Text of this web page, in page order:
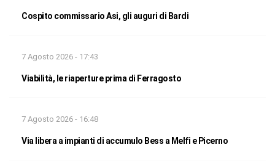
Cospito commissario Asi, gli auguri di Bardi
7 Agosto 2026 - 17:43
Viabilità, le riaperture prima di Ferragosto
7 Agosto 2026 - 16:48
Via libera a impianti di accumulo Bess a Melfi e Picerno